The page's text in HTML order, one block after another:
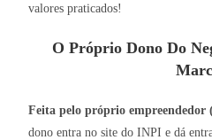
valores praticados!
O Próprio Dono Do
Feita pelo próprio empreendedor
dono entra no site do INPI e dá